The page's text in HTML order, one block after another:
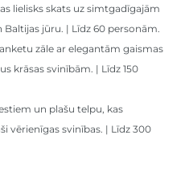
lielisks skats uz simtgadīgajām
jūru. | Līdz 60 personām.
zāle ar elegantām gaismas
krāsas svinībām. | Līdz 150
un plašu telpu, kas
vērienīgas svinības. | Līdz 300